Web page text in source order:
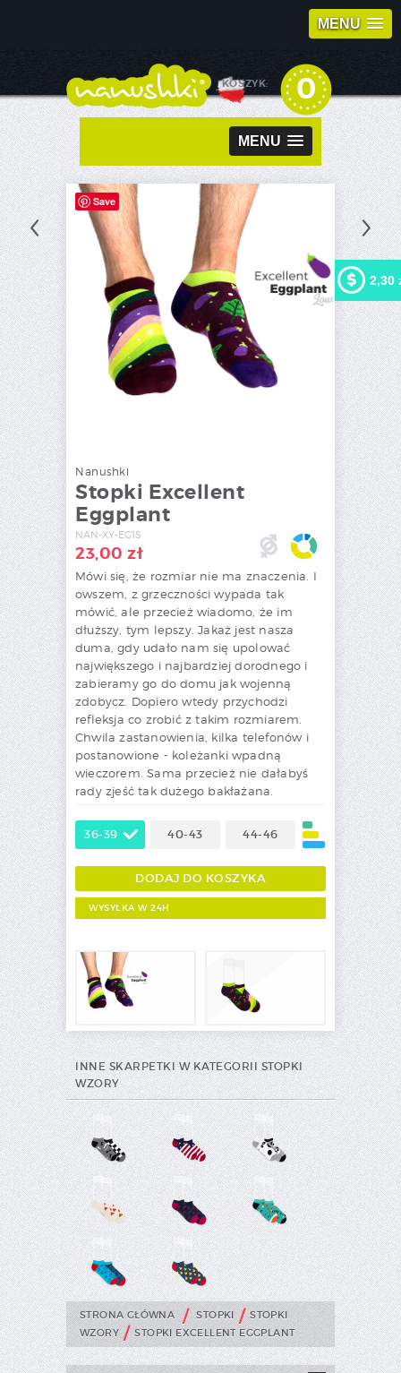
MENU
KOSZYK: 0
MENU
Save
Nanushki
Stopki Excellent
Eggplant
NAN-XY-EG1S
23,00 zł
Mówi się, że rozmiar nie ma znaczenia. I
owszem, z grzeczności wypada tak
mówić, ale przecież wiadomo, że im
dłuższy, tym lepszy. Jakaż jest nasza
duma, gdy udało nam się upolować
największego i najbardziej dorodnego i
zabieramy go do domu jak wojenną
zdobycz. Dopiero wtedy przychodzi
refleksja co zrobić z takim rozmiarem.
Chwila zastanowienia, kilka telefonów i
postanowione - koleżanki wpadną
wieczorem. Sama przecież nie dałabyś
rady zjeść tak dużego bakłażana.
36-39 40-43 44-46
WYSYŁKA W 24H
2,30
Kupując ten produkt możesz
otrzymać2,30 zł
programie lojalnościowym.
Twój koszyk wyniesie
, które będzie można
zamienić na kupon
INNE SKARPETKI W KATEGORII STOPKI
WZORY
STRONA GŁÓWNA / STOPKI / STOPKI
WZORY / STOPKI EXCELLENT EGGPLANT